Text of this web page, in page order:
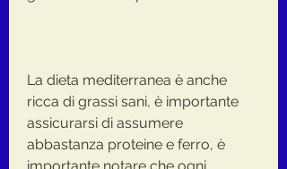
La dieta mediterranea è anche
ricca di grassi sani, è importante
assicurarsi di assumere
abbastanza proteine e ferro, è